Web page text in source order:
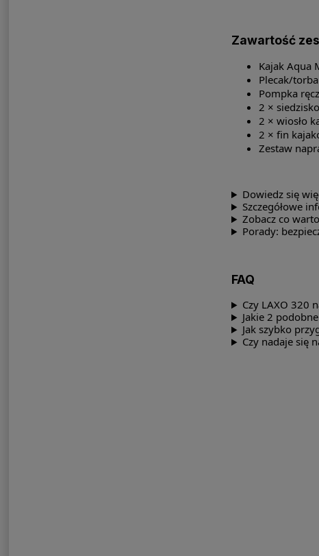
Zawartość
Kajak Aqua
Plecak/
Pompka
2 ×
2 × wiosło
2 × fin
Zestaw
Dowiedz się
Szczegółowe
Zobacz co
Porady:
FAQ
Czy LAXO 320
Jakie 2
Jak szybko
Czy nadaje się